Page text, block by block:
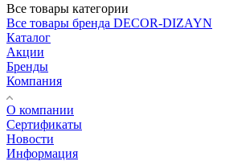
Все товары категории
Все товары бренда DECOR-DIZAYN
Каталог
Акции
Бренды
Компания
О компании
Сертификаты
Новости
Информация